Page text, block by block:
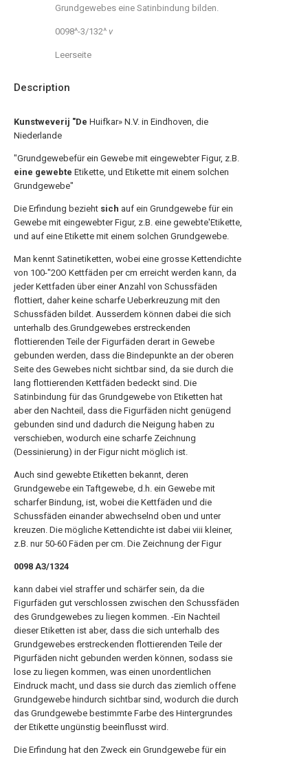
Description
Kunstweverij "De Huifkar» N.V. in Eindhoven, die
Niederlande
"Grundgewebefür ein Gewebe mit eingewebter Figur, z.B.
eine gewebte Etikette, und Etikette mit einem solchen
Grundgewebe"
Die Erfindung bezieht sich auf ein Grundgewebe für ein
Gewebe mit eingewebter Figur, z.B. eine gewebte'Etikette,
und auf eine Etikette mit einem solchen Grundgewebe.
Man kennt Satinetiketten, wobei eine grosse Kettendichte
von 100-"20O Kettfäden per cm erreicht werden kann, da
jeder Kettfaden über einer Anzahl von Schussfäden
flottiert, daher keine scharfe Ueberkreuzung mit den
Schussfäden bildet. Ausserdem können dabei die sich
unterhalb des.Grundgewebes erstreckenden
flottierenden Teile der Figurfäden derart in Gewebe
gebunden werden, dass die Bindepunkte an der oberen
Seite des Gewebes nicht sichtbar sind, da sie durch die
lang flottierenden Kettfäden bedeckt sind. Die
Satinbindung für das Grundgewebe von Etiketten hat
aber den Nachteil, dass die Figurfäden nicht genügend
gebunden sind und dadurch die Neigung haben zu
verschieben, wodurch eine scharfe Zeichnung
(Dessinierung) in der Figur nicht möglich ist.
Auch sind gewebte Etiketten bekannt, deren
Grundgewebe ein Taftgewebe, d.h. ein Gewebe mit
scharfer Bindung, ist, wobei die Kettfäden und die
Schussfäden einander abwechselnd oben und unter
kreuzen. Die mögliche Kettendichte ist dabei viii kleiner,
z.B. nur 50-60 Fäden per cm. Die Zeichnung der Figur
0098 A3/1324
kann dabei viel straffer und schärfer sein, da die
Figurfäden gut verschlossen zwischen den Schussfäden
des Grundgewebes zu liegen kommen. -Ein Nachteil
dieser Etiketten ist aber, dass die sich unterhalb des
Grundgewebes erstreckenden flottierenden Teile der
Pigurfäden nicht gebunden werden können, sodass sie
lose zu liegen kommen, was einen unordentlichen
Eindruck macht, und dass sie durch das ziemlich offene
Grundgewebe hindurch sichtbar sind, wodurch die durch
das Grundgewebe bestimmte Farbe des Hintergrundes
der Etikette ungünstig beeinflusst wird.
Die Erfindung hat den Zweck ein Grundgewebe für ein
Grundgewebes eine Satinbindung bilden.
0098^-3/132^ ν
Leerseite